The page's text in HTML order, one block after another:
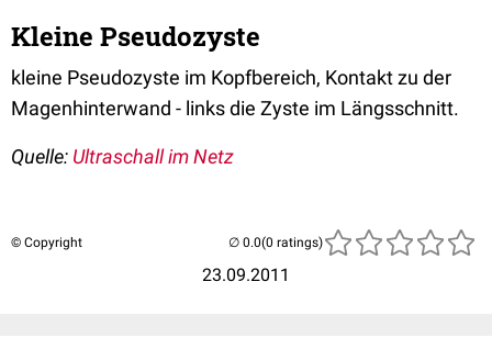
Kleine Pseudozyste
kleine Pseudozyste im Kopfbereich, Kontakt zu der
Magenhinterwand - links die Zyste im Längsschnitt.
Quelle: Ultraschall im Netz
© Copyright
23.09.2011
(0 ratings)